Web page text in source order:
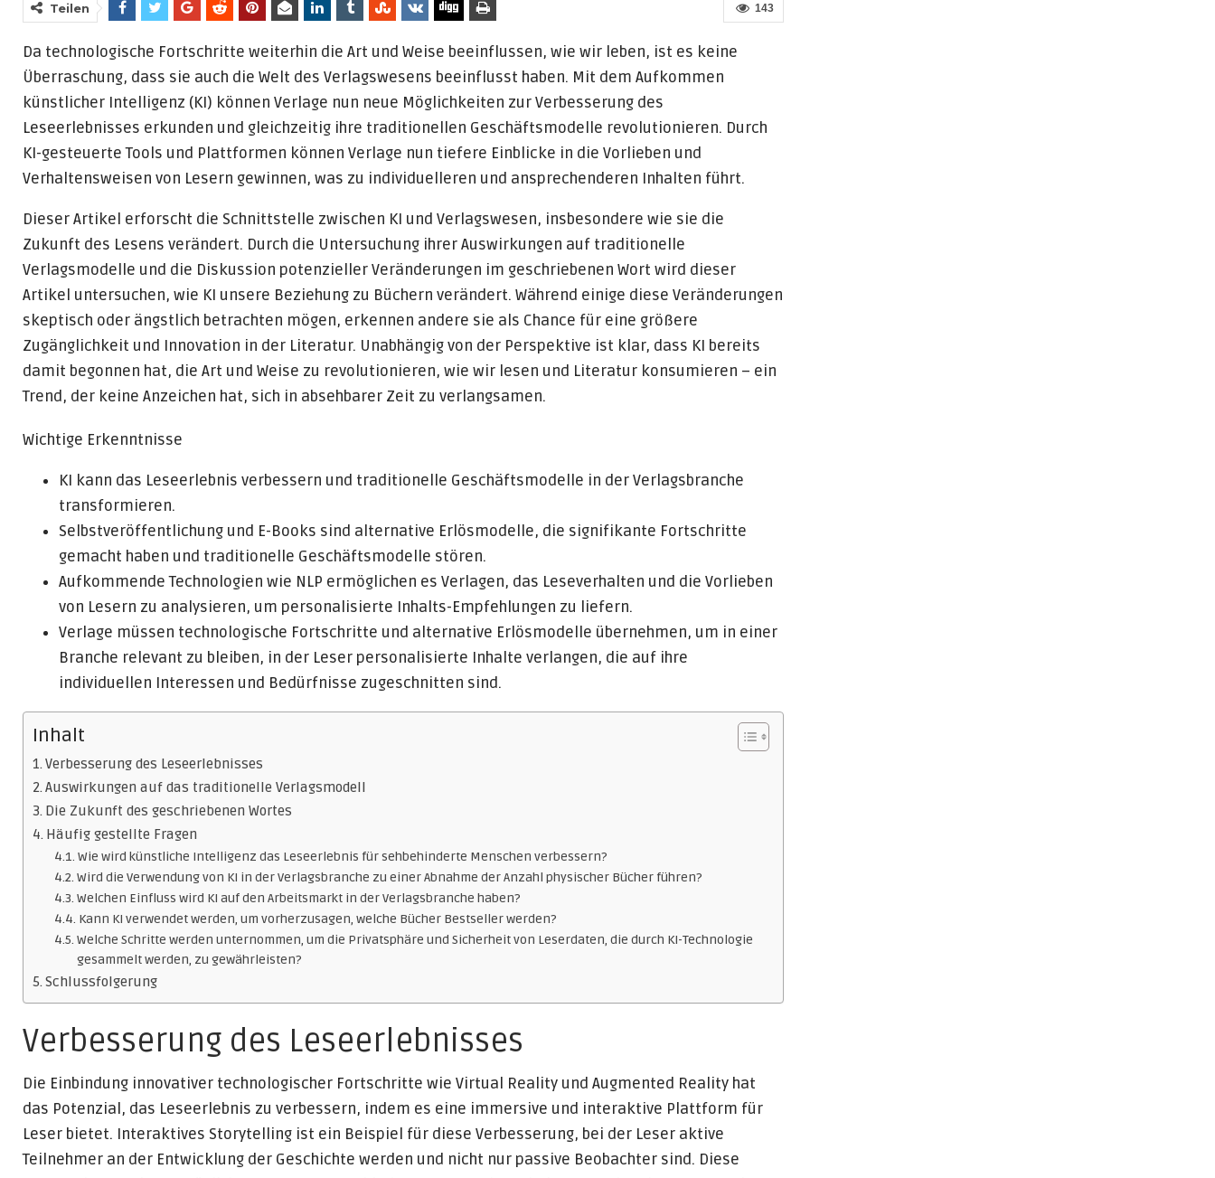
143
Teilen
Da technologische Fortschritte weiterhin die Art und Weise beeinflussen, wie wir leben, ist es keine
Überraschung, dass sie auch die Welt des Verlagswesens beeinflusst haben. Mit dem Aufkommen
künstlicher Intelligenz (KI) können Verlage nun neue Möglichkeiten zur Verbesserung des
Leseerlebnisses erkunden und gleichzeitig ihre traditionellen Geschäftsmodelle revolutionieren. Durch
KI-gesteuerte Tools und Plattformen können Verlage nun tiefere Einblicke in die Vorlieben und
Verhaltensweisen von Lesern gewinnen, was zu individuelleren und ansprechenderen Inhalten führt.
Dieser Artikel erforscht die Schnittstelle zwischen KI und Verlagswesen, insbesondere wie sie die
Zukunft des Lesens verändert. Durch die Untersuchung ihrer Auswirkungen auf traditionelle
Verlagsmodelle und die Diskussion potenzieller Veränderungen im geschriebenen Wort wird dieser
Artikel untersuchen, wie KI unsere Beziehung zu Büchern verändert. Während einige diese Veränderungen
skeptisch oder ängstlich betrachten mögen, erkennen andere sie als Chance für eine größere
Zugänglichkeit und Innovation in der Literatur. Unabhängig von der Perspektive ist klar, dass KI bereits
damit begonnen hat, die Art und Weise zu revolutionieren, wie wir lesen und Literatur konsumieren – ein
Trend, der keine Anzeichen hat, sich in absehbarer Zeit zu verlangsamen.
Wichtige Erkenntnisse
KI kann das Leseerlebnis verbessern und traditionelle Geschäftsmodelle in der Verlagsbranche
transformieren.
Selbstveröffentlichung und E-Books sind alternative Erlösmodelle, die signifikante Fortschritte
gemacht haben und traditionelle Geschäftsmodelle stören.
Aufkommende Technologien wie NLP ermöglichen es Verlagen, das Leseverhalten und die Vorlieben
von Lesern zu analysieren, um personalisierte Inhalts-Empfehlungen zu liefern.
Verlage müssen technologische Fortschritte und alternative Erlösmodelle übernehmen, um in einer
Branche relevant zu bleiben, in der Leser personalisierte Inhalte verlangen, die auf ihre
individuellen Interessen und Bedürfnisse zugeschnitten sind.
Inhalt
Verbesserung des Leseerlebnisses
Auswirkungen auf das traditionelle Verlagsmodell
Die Zukunft des geschriebenen Wortes
Häufig gestellte Fragen
Wie wird künstliche Intelligenz das Leseerlebnis für sehbehinderte Menschen verbessern?
Wird die Verwendung von KI in der Verlagsbranche zu einer Abnahme der Anzahl physischer Bücher führen?
Welchen Einfluss wird KI auf den Arbeitsmarkt in der Verlagsbranche haben?
Kann KI verwendet werden, um vorherzusagen, welche Bücher Bestseller werden?
Welche Schritte werden unternommen, um die Privatsphäre und Sicherheit von Leserdaten, die durch KI-Technologie
gesammelt werden, zu gewährleisten?
Schlussfolgerung
Verbesserung des Leseerlebnisses
Die Einbindung innovativer technologischer Fortschritte wie Virtual Reality und Augmented Reality hat
das Potenzial, das Leseerlebnis zu verbessern, indem es eine immersive und interaktive Plattform für
Leser bietet. Interaktives Storytelling ist ein Beispiel für diese Verbesserung, bei der Leser aktive
Teilnehmer an der Entwicklung der Geschichte werden und nicht nur passive Beobachter sind. Diese